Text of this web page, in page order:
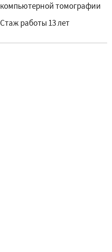
компьютерной томографии
Стаж работы 13 лет